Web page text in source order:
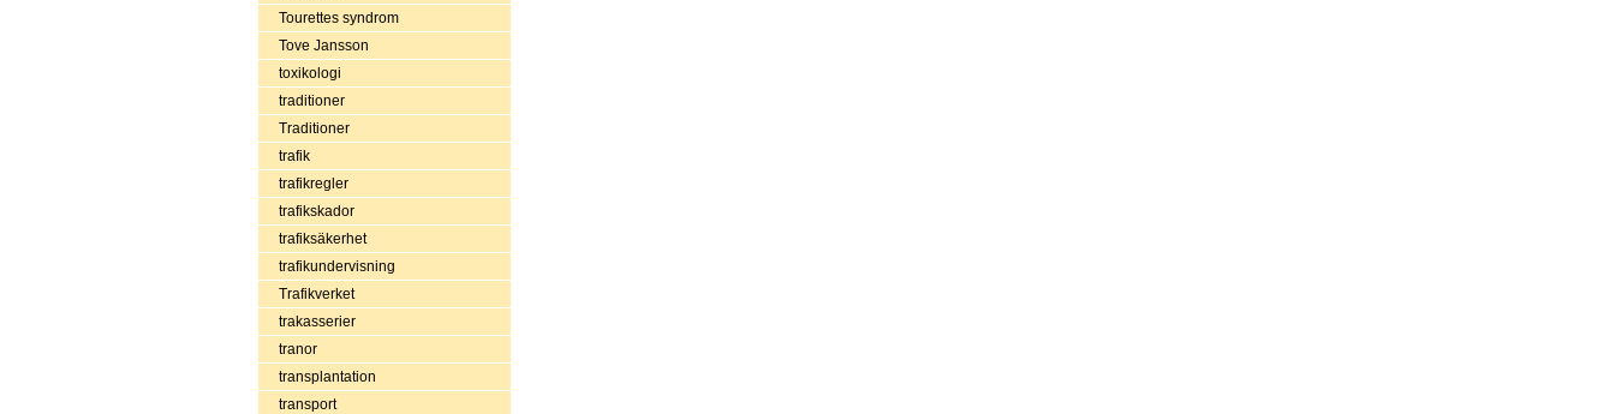
Tourettes syndrom
Tove Jansson
toxikologi
traditioner
Traditioner
trafik
trafikregler
trafikskador
trafiksäkerhet
trafikundervisning
Trafikverket
trakasserier
tranor
transplantation
transport